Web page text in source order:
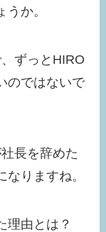
か。
ずっとHIRO
のではないで
長を辞めた
りますね。
理由とは？